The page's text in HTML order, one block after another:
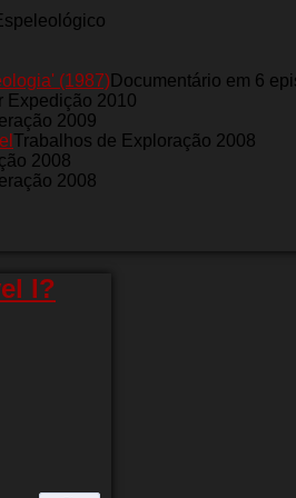
(1987)Documentário em 6
Expedição 2010
2009
Trabalhos de Exploração 2008
2008
2008
I?